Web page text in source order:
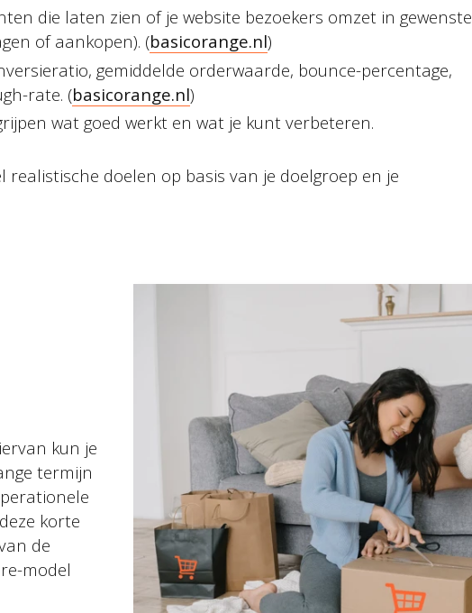
die laten zien of je website bezoekers omzet in gewenste
of aankopen). (basicorange.nl)
gemiddelde orderwaarde, bounce-percentage,
rate. (basicorange.nl)
wat goed werkt en wat je kunt verbeteren.
realistische doelen op basis van je doelgroep en je
kun je
termijn
korte
de
model
Quicklinks
Expertises
Umbraco & AI